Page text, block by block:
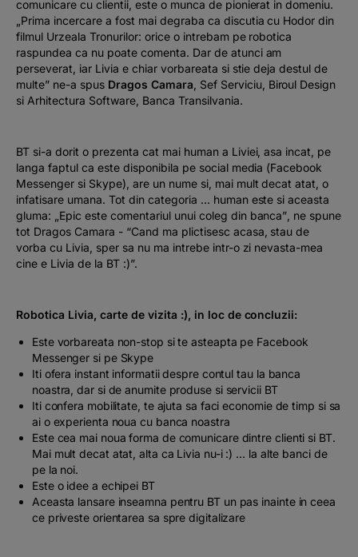
comunicare cu clientii, este o munca de pionierat in domeniu.
„Prima incercare a fost mai degraba ca discutia cu Hodor din
filmul Urzeala Tronurilor: orice o intrebam pe robotica
raspundea ca nu poate comenta. Dar de atunci am
perseverat, iar Livia e chiar vorbareata si stie deja destul de
multe”ne-a spus Dragos Camara , Sef Serviciu, Biroul Design
si Arhitectura Software, Banca Transilvania.
BT si-a dorit o prezenta cat mai humana Liviei, asa incat, pe
langa faptul ca este disponibila pe social media (Facebook
Messenger si Skype), are un nume si, mai mult decat atat, o
infatisare umana. Tot din categoria … human este si aceasta
gluma: „Epic este comentariul unui coleg din banca” , ne spune
tot Dragos Camara - “Cand ma plictisesc acasa, stau de
vorba cu Livia, sper sa nu ma intrebe intr-o zi nevasta-mea
cine e Livia de la BT :)”.
Robotica Livia, carte de vizita :), in loc de concluzii:
Este vorbareata non-stop si te asteapta pe Facebook
Messenger si pe Skype
Iti ofera instant informatii despre contul tau la banca
noastra, dar si de anumite produse si servicii BT
Iti confera mobilitate, te ajuta sa faci economie de timp si sa
ai o experienta noua cu banca noastra
Este cea mai noua forma de comunicare dintre clienti si BT.
Mai mult decat atat, alta ca Livia nu-i :) … la alte banci de
pe la noi.
Este o idee a echipei BT
Aceasta lansare inseamna pentru BT un pas inainte in ceea
ce priveste orientarea sa spre digitalizare